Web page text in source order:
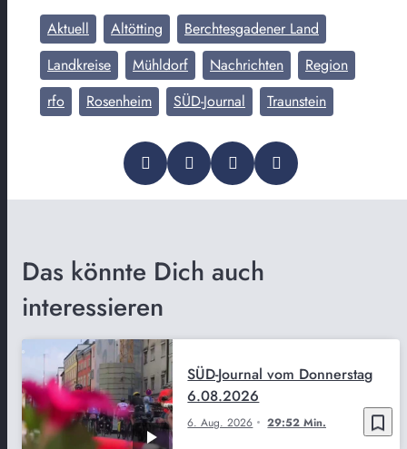
Aktuell Altötting
Berchtesgadener Land
Landkreise
Mühldorf Nachrichten
Region
rfo
Rosenheim SÜD-Journal Traunstein
Das könnte Dich auch
interessieren
bookmark_border
6. Aug. 2026 29:52 Min.
SÜD-Journal vom Donnerstag
6.08.2026